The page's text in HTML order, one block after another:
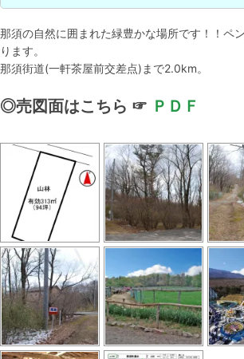
那須の自然に囲まれた緑豊かな場所です！！ペ
ります。
那須街道(一軒茶屋前交差点)まで2.0km。
◎売図面はこちら ☞ ＰＤＦ